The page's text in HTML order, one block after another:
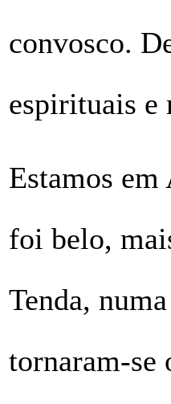
convosco.
espirituais e
Estamos
foi belo,
Tenda,
tornaram-se